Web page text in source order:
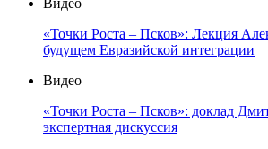
Видео
«Точки Роста – Псков»: Лекция
будущем Евразийской интеграции
Видео
«Точки Роста – Псков»: доклад
экспертная дискуссия